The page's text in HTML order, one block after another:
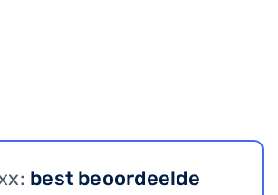
best beoordeelde